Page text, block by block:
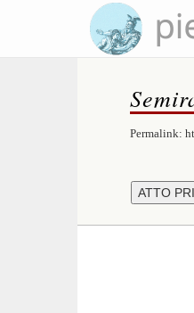
Permalink: